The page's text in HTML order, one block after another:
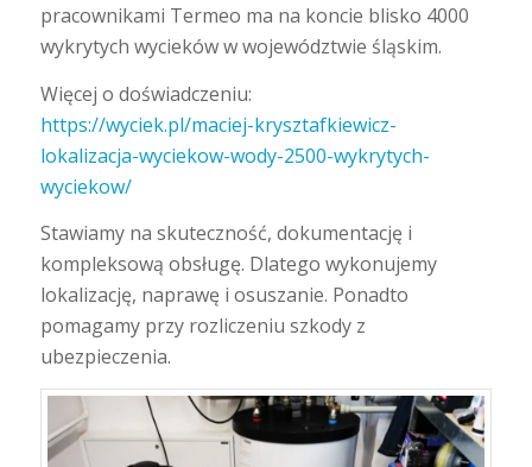
pracownikami Termeo ma na koncie blisko 4000
wykrytych wycieków w województwie śląskim.
Więcej o doświadczeniu:
https://wyciek.pl/maciej-krysztafkiewicz-
lokalizacja-wyciekow-wody-2500-wykrytych-
wyciekow/
Stawiamy na skuteczność, dokumentację i
kompleksową obsługę. Dlatego wykonujemy
lokalizację, naprawę i osuszanie. Ponadto
pomagamy przy rozliczeniu szkody z
ubezpieczenia.